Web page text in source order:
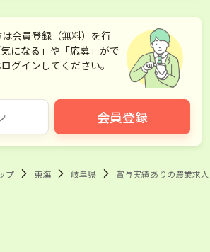
会員登録（無料）を行
になる」や「応募」がで
グインしてください。
会員登録
プ 東海 岐阜県 賞与実績ありの農業求